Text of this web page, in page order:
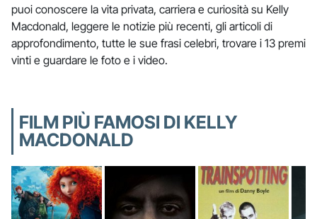
puoi conoscere la vita privata, carriera e curiosità su Kelly
Macdonald, leggere le notizie più recenti, gli articoli di
approfondimento, tutte le sue frasi celebri, trovare i 13 premi
vinti e guardare le foto e i video.
FILM PIÙ FAMOSI DI KELLY
MACDONALD